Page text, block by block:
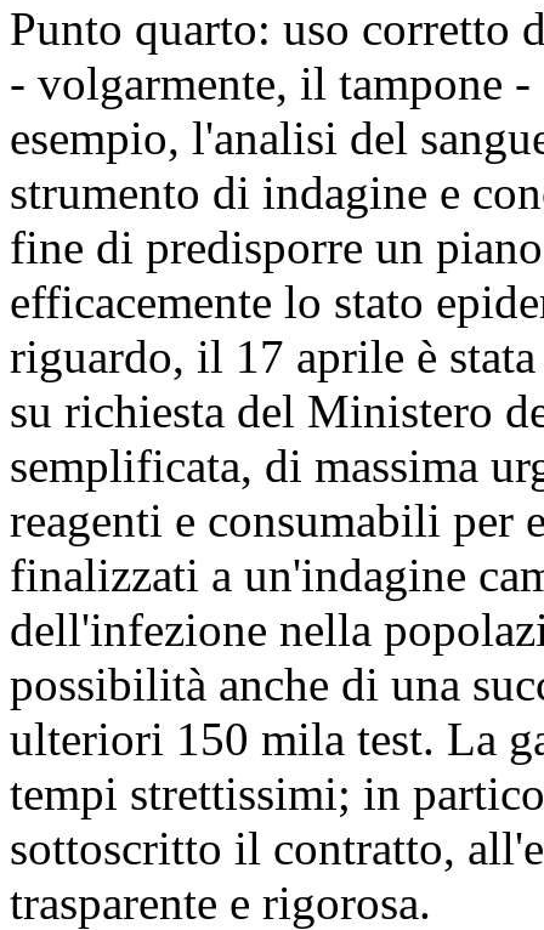
Punto quarto: uso corretto
- volgarmente, il tampone
esempio, l'analisi del
strumento di indagine e
fine di predisporre un
efficacemente lo stato
riguardo, il 17 aprile è
su richiesta del Ministero
semplificata, di massima
reagenti e consumabili per
finalizzati a un'indagine
dell'infezione nella
possibilità anche di una
ulteriori 150 mila test. La
tempi strettissimi; in
sottoscritto il contratto,
trasparente e rigorosa.